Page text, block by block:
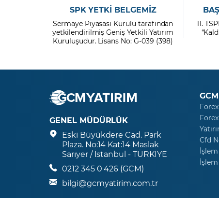
SPK YETKİ BELGEMİZ
Sermaye Piyasası Kurulu tarafından
yetkilendirilmiş Geniş Yetkili Yatırım
Kuruluşudur. Lisans No: G-039 (398)
11.
GENEL MÜDÜRLÜK
Eski Büyükdere Cad. Park
Plaza. No:14 Kat:14 Maslak
Sarıyer / İstanbul - TÜRKİYE
0212 345 0 426 (GCM)
bilgi@gcmyatirim.com.tr
Forex
Cfd
İşlem